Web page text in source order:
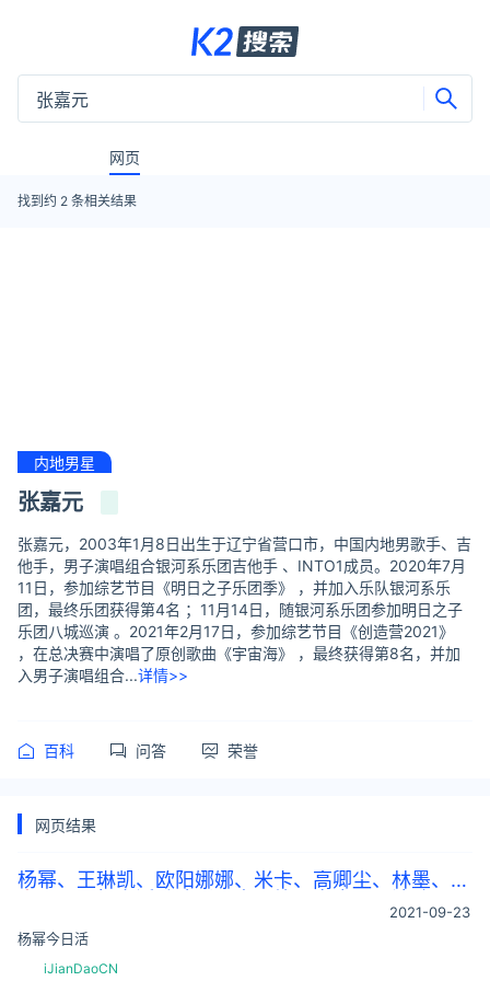
网页
找到约 2 条相关结果
内地男星
张嘉元
张嘉元，2003年1月8日出生于辽宁省营口市，中国内地男歌手、吉
他手，男子演唱组合银河系乐团吉他手 、INTO1成员。2020年7月
11日，参加综艺节目《明日之子乐团季》 ，并加入乐队银河系乐
团，最终乐团获得第4名 ；11月14日，随银河系乐团参加明日之子
乐团八城巡演 。2021年2月17日，参加综艺节目《创造营2021》
，在总决赛中演唱了原创歌曲《宇宙海》 ，最终获得第8名，并加
入男子演唱组合...详情>>
百科 问答 荣誉
网页结果
杨幂、王琳凯、欧阳娜娜、米卡、高卿尘、林墨、 张
2021-09-23
杨幂今日活
iJianDaoCN